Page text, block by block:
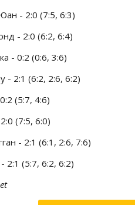
- 2:0 (7:5, 6:3)
- 2:0 (6:2, 6:4)
- 0:2 (0:6, 3:6)
- 2:1 (6:2, 2:6, 6:2)
(5:7, 4:6)
(7:5, 6:0)
- 2:1 (6:1, 2:6, 7:6)
2:1 (5:7, 6:2, 6:2)